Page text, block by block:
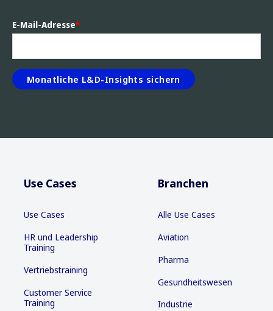
E-Mail-Adresse*
Use Cases
Use Cases
HR und Leadership
Training
Vertriebstraining
Customer Service
Training
Branchen
Alle Use Cases
Aviation
Pharma
Gesundheitswesen
Industrie